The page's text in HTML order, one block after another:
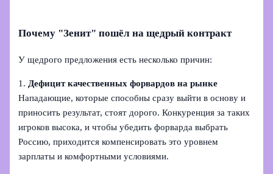
Почему "Зенит" пошёл на щедрый контракт
У щедрого предложения есть несколько причин:
1. Дефицит качественных форвардов на рынке
Нападающие, которые способны сразу выйти в основу и
приносить результат, стоят дорого. Конкуренция за таких
игроков высока, и чтобы убедить форварда выбрать
Россию, приходится компенсировать это уровнем
зарплаты и комфортными условиями.